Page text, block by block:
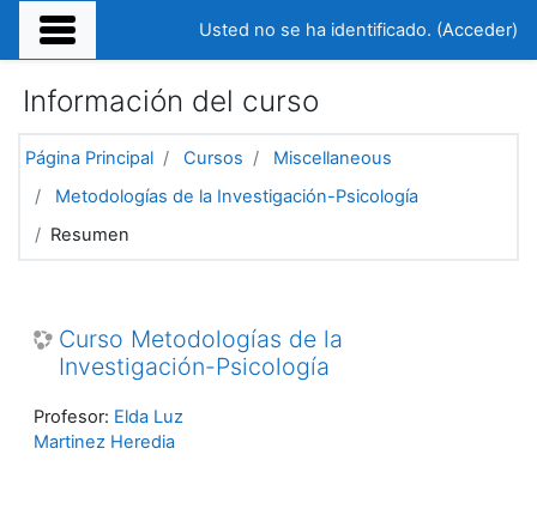
Salta al contenido principal
Usted no se ha identificado. (Acceder)
Información del curso
Página Principal Cursos
Miscellaneous
Metodologías de la Investigación-Psicología
Resumen
Curso Metodologías de la
Investigación-Psicología
Profesor: Elda Luz
Martinez Heredia